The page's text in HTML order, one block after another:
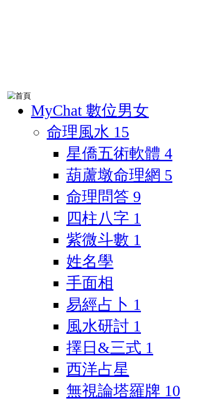
MyChat 數位男女
命理風水 15
星僑五術軟體 4
葫蘆墩命理網 5
命理問答 9
四柱八字 1
紫微斗數 1
姓名學
手面相
易經占卜 1
風水研討 1
擇日&三式 1
西洋占星
無視論塔羅牌 10